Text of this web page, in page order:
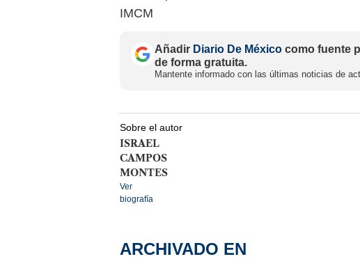
IMCM
Añadir Diario De México como fuente
de forma gratuita.
Mantente informado con las últimas noticias de
Sobre el autor
ISRAEL
CAMPOS
MONTES
Ver
biografía
ARCHIVADO EN